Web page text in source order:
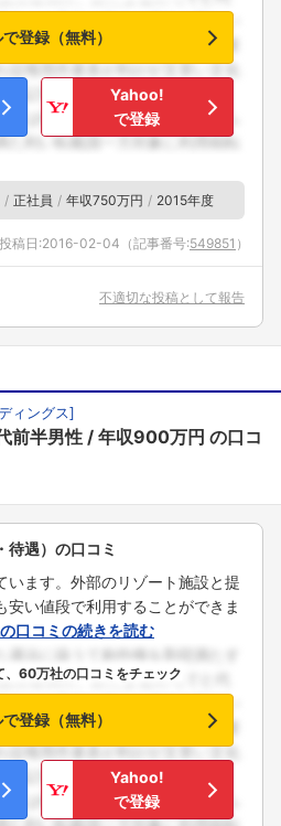
登録（無料）
Yahoo!
で登録
正社員 年収750万円 2015年度
投稿日:2016-02-04 （記事番号:549851 ）
不適切な投稿として報告
ィングス]
前半男性 年収900万円 の口コ
待遇）の口コミ
います。外部のリゾート施設と提
安い値段で利用することができま
口コミの続きを読む
、60万社の口コミをチェック
登録（無料）
Yahoo!
で登録